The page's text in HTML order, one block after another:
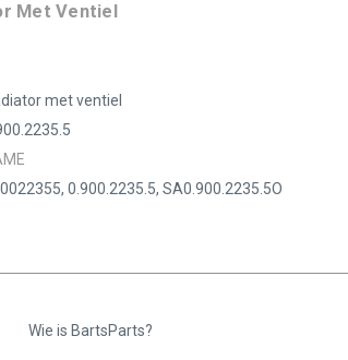
Met Ventiel
met ventiel
0.900.2235.5, SA0.900.2235.5O
Wie is BartsParts?